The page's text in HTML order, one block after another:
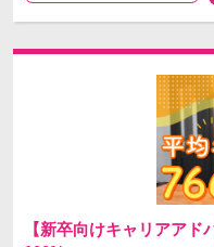
【新卒向けキャリアア